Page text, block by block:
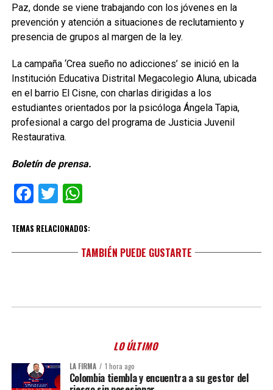
Paz, donde se viene trabajando con los jóvenes en la
prevención y atención a situaciones de reclutamiento y
presencia de grupos al margen de la ley.
La campaña ‘Crea sueño no adicciones’ se inició en la
Institución Educativa Distrital Megacolegio Aluna, ubicada
en el barrio El Cisne, con charlas dirigidas a los
estudiantes orientados por la psicóloga Ángela Tapia,
profesional a cargo del programa de Justicia Juvenil
Restaurativa.
Boletín de prensa.
Facebook
TwitterWhatsApp
TEMAS RELACIONADOS:
TAMBIÉN PUEDE GUSTARTE
LO ÚLTIMO
LA FIRMA 1 hora ago
Colombia tiembla y encuentra a su gestor del